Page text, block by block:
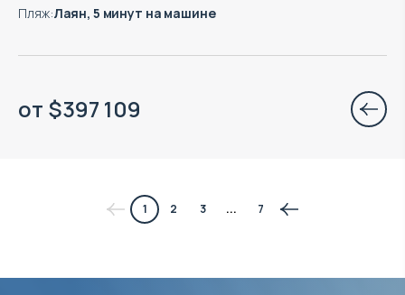
Пляж:Лаян, 5 минут на машине
от $397 109
1 2 3 ... 7